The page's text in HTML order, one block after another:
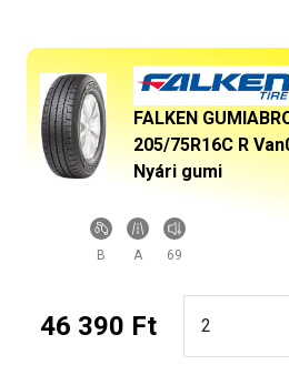
FALKEN
205/75R16C R
Nyári gumi
B A 69
46 390 Ft